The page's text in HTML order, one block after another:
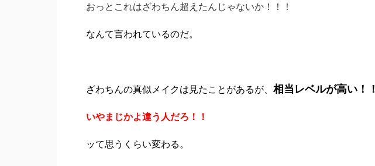
おっとこれはざわちん超えたんじゃないか！！！
なんて言われているのだ。
ざわちんの真似メイクは見たことがあるが、 相当レベルが高い！！
いやまじかよ違う人だろ！！
ッて思うくらい変わる。